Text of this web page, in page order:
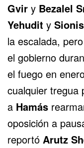
Gvir y Bezalel
Yehudit y
la escalada,
el gobierno
el fuego en
cualquier tregua
a Hamás
oposición a
reportó Arutz